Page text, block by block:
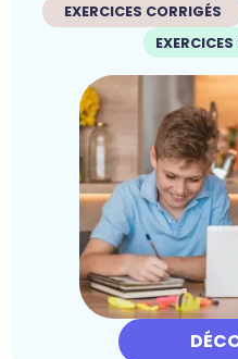
EXERCICES CORRIGÉS